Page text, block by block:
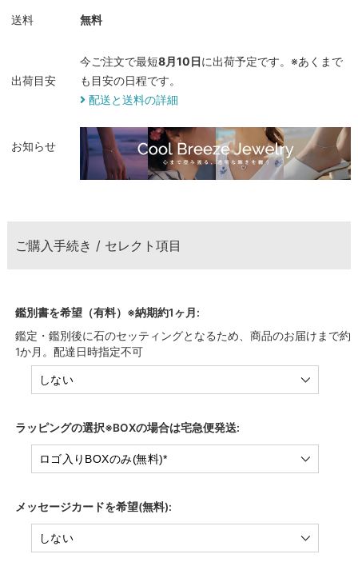
送料 無料
出荷目安
今ご注文で最短8月10日に出荷予定です。※あくまで
も目安の日程です。
配送と送料の詳細
お知らせ
ご購入手続き / セレクト項目
鑑別書を希望（有料）※納期約1ヶ月:
鑑定・鑑別後に石のセッティングとなるため、商品のお届けまで約
1か月。配達日時指定不可
ラッピングの選択※BOXの場合は宅急便発送:
メッセージカードを希望(無料):